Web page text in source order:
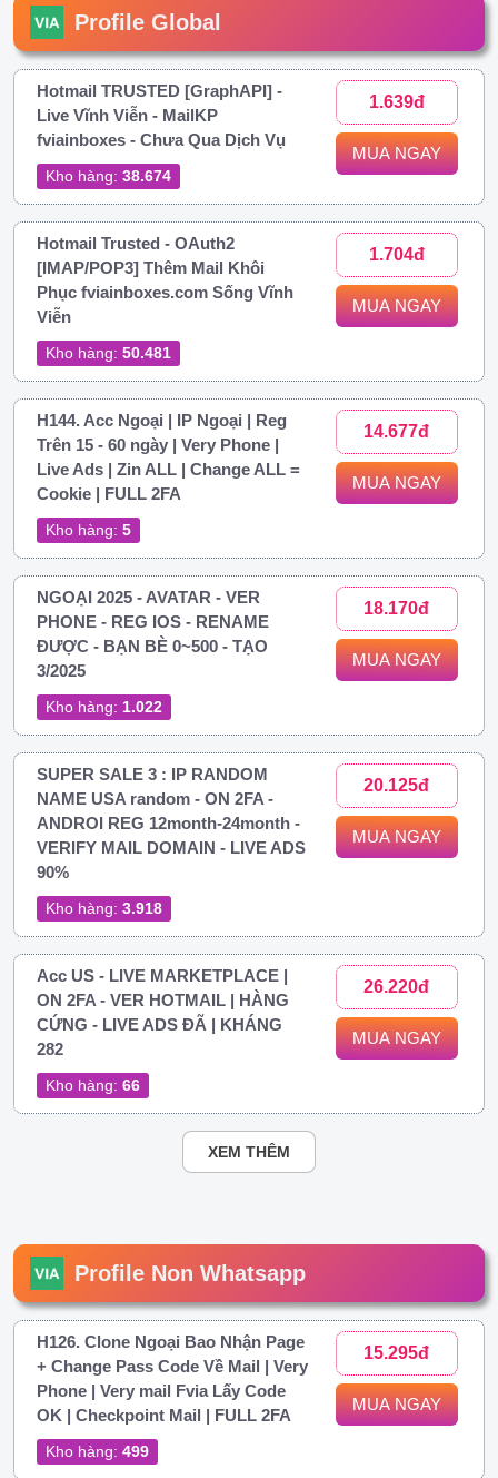
Profile Global
Hotmail TRUSTED [GraphAPI] -
Live Vĩnh Viễn - MailKP
fviainboxes - Chưa Qua Dịch Vụ
Kho hàng: 38.674
1.639đ
MUA NGAY
Hotmail Trusted - OAuth2
[IMAP/POP3] Thêm Mail Khôi
Phục fviainboxes.com Sống Vĩnh
Viễn
Kho hàng: 50.481
1.704đ
MUA NGAY
H144. Acc Ngoại | IP Ngoại | Reg
Trên 15 - 60 ngày | Very Phone |
Live Ads | Zin ALL | Change ALL =
Cookie | FULL 2FA
Kho hàng: 5
14.677đ
MUA NGAY
NGOẠI 2025 - AVATAR - VER
PHONE - REG IOS - RENAME
ĐƯỢC - BẠN BÈ 0~500 - TẠO
3/2025
Kho hàng: 1.022
18.170đ
MUA NGAY
SUPER SALE 3 : IP RANDOM
NAME USA random - ON 2FA -
ANDROI REG 12month-24month -
VERIFY MAIL DOMAIN - LIVE ADS
90%
Kho hàng: 3.918
20.125đ
MUA NGAY
Acc US - LIVE MARKETPLACE |
ON 2FA - VER HOTMAIL | HÀNG
CỨNG - LIVE ADS ĐÃ | KHÁNG
282
Kho hàng: 66
26.220đ
MUA NGAY
XEM THÊM
Profile Non Whatsapp
H126. Clone Ngoại Bao Nhận Page
+ Change Pass Code Về Mail | Very
Phone | Very mail Fvia Lấy Code
OK | Checkpoint Mail | FULL 2FA
Kho hàng: 499
15.295đ
MUA NGAY